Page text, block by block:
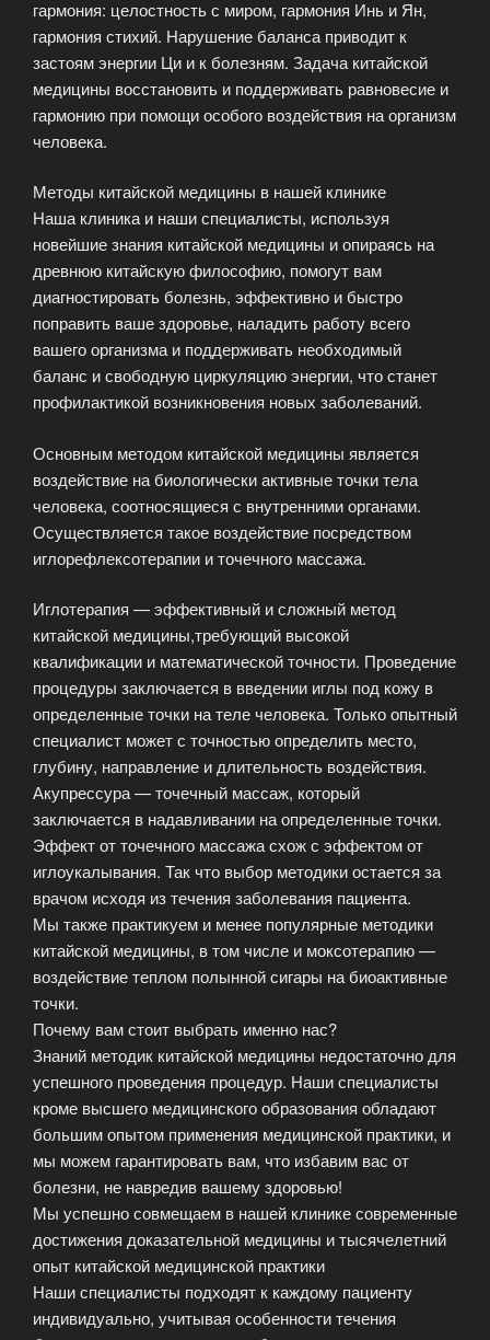
гармония: целостность с миром, гармония Инь и Ян,
гармония стихий. Нарушение баланса приводит к
застоям энергии Ци и к болезням. Задача китайской
медицины восстановить и поддерживать равновесие и
гармонию при помощи особого воздействия на организм
человека.
Методы китайской медицины в нашей клинике
Наша клиника и наши специалисты, используя
новейшие знания китайской медицины и опираясь на
древнюю китайскую философию, помогут вам
диагностировать болезнь, эффективно и быстро
поправить ваше здоровье, наладить работу всего
вашего организма и поддерживать необходимый
баланс и свободную циркуляцию энергии, что станет
профилактикой возникновения новых заболеваний.
Основным методом китайской медицины является
воздействие на биологически активные точки тела
человека, соотносящиеся с внутренними органами.
Осуществляется такое воздействие посредством
иглорефлексотерапии и точечного массажа.
Иглотерапия — эффективный и сложный метод
китайской медицины,требующий высокой
квалификации и математической точности. Проведение
процедуры заключается в введении иглы под кожу в
определенные точки на теле человека. Только опытный
специалист может с точностью определить место,
глубину, направление и длительность воздействия.
Акупрессура — точечный массаж, который
заключается в надавливании на определенные точки.
Эффект от точечного массажа схож с эффектом от
иглоукалывания. Так что выбор методики остается за
врачом исходя из течения заболевания пациента.
Мы также практикуем и менее популярные методики
китайской медицины, в том числе и моксотерапию —
воздействие теплом полынной сигары на биоактивные
точки.
Почему вам стоит выбрать именно нас?
Знаний методик китайской медицины недостаточно для
успешного проведения процедур. Наши специалисты
кроме высшего медицинского образования обладают
большим опытом применения медицинской практики, и
мы можем гарантировать вам, что избавим вас от
болезни, не навредив вашему здоровью!
Мы успешно совмещаем в нашей клинике современные
достижения доказательной медицины и тысячелетний
опыт китайской медицинской практики
Наши специалисты подходят к каждому пациенту
индивидуально, учитывая особенности течения